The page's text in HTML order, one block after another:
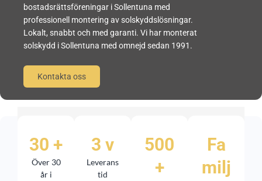
bostadsrättsföreningar i Sollentuna med
professionell montering av solskyddslösningar.
Lokalt, snabbt och med garanti. Vi har monterat
solskydd i Sollentuna med omnejd sedan 1991.
Kontakta oss
30 +
Över 30
år i
3 v
Leverans
tid
500
+
Fa
milj